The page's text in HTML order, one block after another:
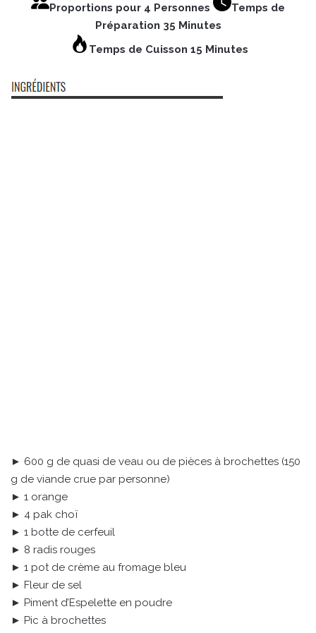
Proportions pour 4 Personnes
Temps de
Préparation 35 Minutes
Temps de Cuisson 15 Minutes
► 600 g de quasi de veau ou de pièces à brochettes (150
g de viande crue par personne)
► 1 orange
► 4 pak choï
► 1 botte de cerfeuil
► 8 radis rouges
► 1 pot de crème au fromage bleu
► Fleur de sel
► Piment d’Espelette en poudre
► Pic à brochettes